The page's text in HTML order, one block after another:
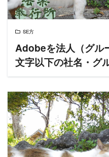
SE方
Adobeを法人（グル
文字以下の社名・グ